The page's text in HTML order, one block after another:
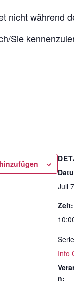
nicht während
Sie
Juli 7
Zeit:
Info
n: